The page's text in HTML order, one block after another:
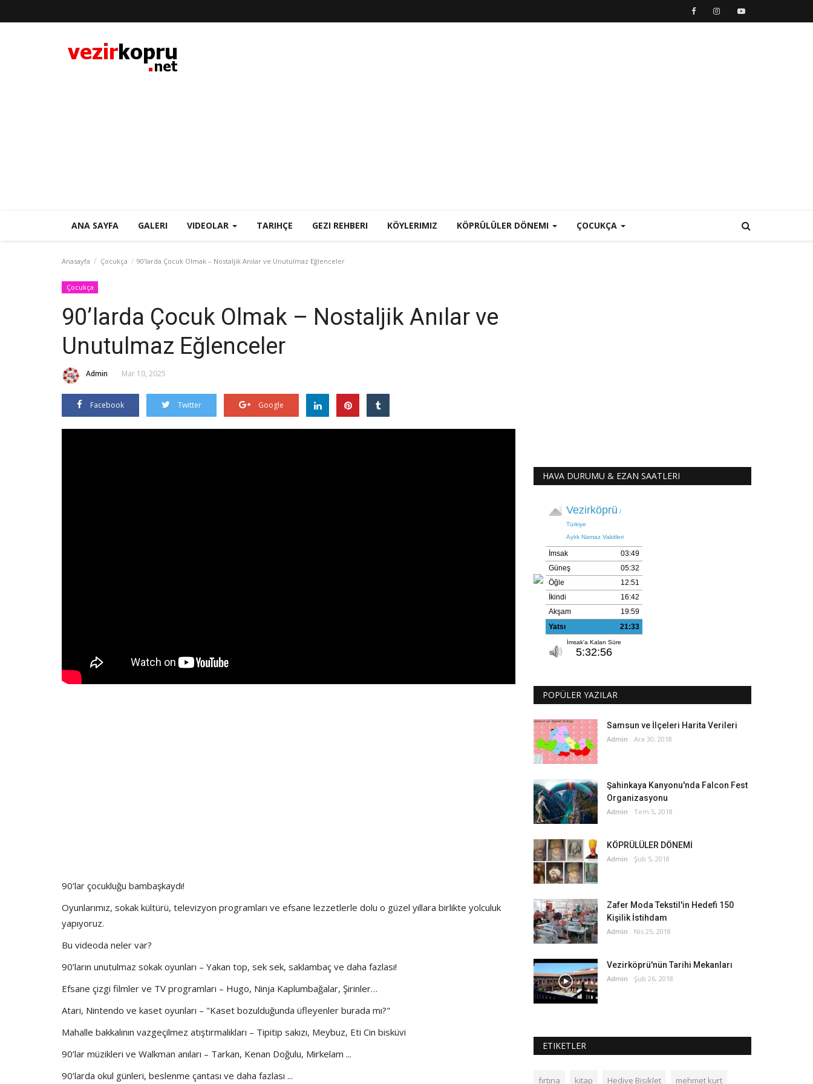
ANA SAYFA GALERI VIDEOLAR TARIHÇE GEZI REHBERI KÖYLERIMIZ KÖPRÜLÜLER DÖNEMI ÇOCUKÇA
Anasayfa Çocukça 90’larda Çocuk Olmak – Nostaljik Anılar ve Unutulmaz Eğlenceler
Çocukça
90’larda Çocuk Olmak – Nostaljik Anılar ve
Unutulmaz Eğlenceler
Admin Mar 10, 2025
Facebook Twitter Google
90’lar çocukluğu bambaşkaydı!
Oyunlarımız, sokak kültürü, televizyon programları ve efsane lezzetlerle dolu o güzel yıllara birlikte yolculuk
yapıyoruz.
Bu videoda neler var?
90’ların unutulmaz sokak oyunları – Yakan top, sek sek, saklambaç ve daha fazlası!
Efsane çizgi filmler ve TV programları – Hugo, Ninja Kaplumbağalar, Şirinler…
Atari, Nintendo ve kaset oyunları – "Kaset bozulduğunda üfleyenler burada mı?"
Mahalle bakkalının vazgeçilmez atıştırmalıkları – Tipitip sakızı, Meybuz, Eti Cin bisküvi
90’lar müzikleri ve Walkman anıları – Tarkan, Kenan Doğulu, Mirkelam ...
90’larda okul günleri, beslenme çantası ve daha fazlası ...
HAVA DURUMU & EZAN SAATLERI
POPÜLER YAZILAR
Samsun ve İlçeleri Harita Verileri
Admin Ara 30, 2018
Şahinkaya Kanyonu'nda Falcon Fest
Organizasyonu
Admin Tem 5, 2018
KÖPRÜLÜLER DÖNEMİ
Admin Şub 5, 2018
Zafer Moda Tekstil'in Hedefi 150
Kişilik İstihdam
Admin Nis 25, 2018
Vezirköprü'nün Tarihi Mekanları
Admin Şub 26, 2018
ETIKETLER
fırtına kitap Hediye Bisiklet mehmet kurt